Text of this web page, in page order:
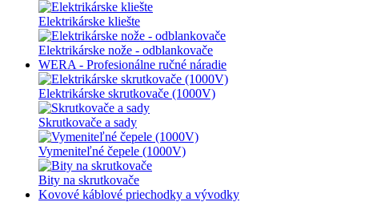
Elektrikárske kliešte
Elektrikárske nože - odblankovače
WERA - Profesionálne ručné náradie
Elektrikárske skrutkovače (1000V)
Skrutkovače a sady
Vymeniteľné čepele (1000V)
Bity na skrutkovače
Kovové káblové priechodky a vývodky